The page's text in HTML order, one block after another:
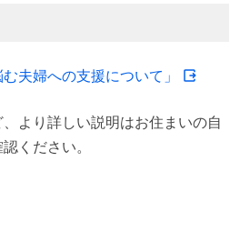
夫婦への支援について」
より詳しい説明はお住まいの自
ください。